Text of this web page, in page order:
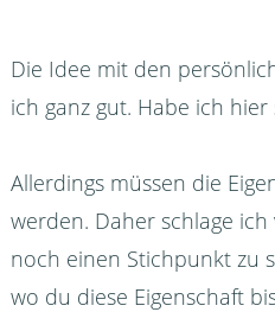
Die Idee mit den
ich ganz gut. Habe ich
Allerdings müssen die
werden. Daher schlage
noch einen Stichpunkt zu
wo du diese Eigenschaft